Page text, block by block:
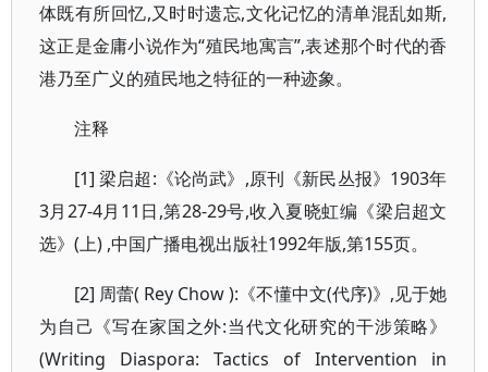
体既有所回忆,又时时遗忘,文化记忆的清单混乱如斯,
这正是金庸小说作为“殖民地寓言”,表述那个时代的香
港乃至广义的殖民地之特征的一种迹象。
注释
[1] 梁启超:《论尚武》,原刊《新民丛报》1903年
3月27-4月11日,第28-29号,收入夏晓虹编《梁启超文
选》(上) ,中国广播电视出版社1992年版,第155页。
[2] 周蕾( Rey Chow ):《不懂中文(代序)》,见于她
为自己《写在家国之外:当代文化研究的干涉策略》
(Writing Diaspora: Tactics of Intervention in